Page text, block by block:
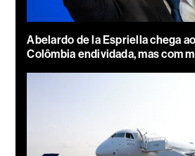
Abelardo de la Espriella chega
Colômbia endividada, mas com